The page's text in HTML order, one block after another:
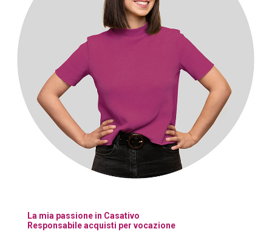
La mia passione in Casativo
Responsabile acquisti per vocazione